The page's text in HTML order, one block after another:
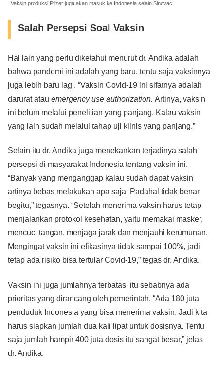
Vaksin produksi Pfizer juga akan masuk ke Indonesia selain Sinovac
Salah Persepsi Soal Vaksin
Hal lain yang perlu diketahui menurut dr. Andika adalah
bahwa pandemi ini adalah yang baru, tentu saja vaksinnya
juga lebih baru lagi. “Vaksin Covid-19 ini sifatnya adalah
darurat atau emergency use authorization. Artinya, vaksin
ini belum melalui penelitian yang panjang. Kalau vaksin
yang lain sudah melalui tahap uji klinis yang panjang.”
Selain itu dr. Andika juga menekankan terjadinya salah
persepsi di masyarakat Indonesia tentang vaksin ini.
“Banyak yang menganggap kalau sudah dapat vaksin
artinya bebas melakukan apa saja. Padahal tidak benar
begitu,” tegasnya. “Setelah menerima vaksin harus tetap
menjalankan protokol kesehatan, yaitu memakai masker,
mencuci tangan, menjaga jarak dan menjauhi kerumunan.
Mengingat vaksin ini efikasinya tidak sampai 100%, jadi
tetap ada risiko bisa tertular Covid-19,” tegas dr. Andika.
Vaksin ini juga jumlahnya terbatas, itu sebabnya ada
prioritas yang dirancang oleh pemerintah. “Ada 180 juta
penduduk Indonesia yang bisa menerima vaksin. Jadi kita
harus siapkan jumlah dua kali lipat untuk dosisnya. Tentu
saja jumlah hampir 400 juta dosis itu sangat besar,” jelas
dr. Andika.